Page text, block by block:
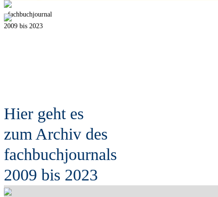
fachbuchjournal
2009 bis 2023
Hier geht es
zum Archiv des
fachbuchjournals
2009 bis 2023